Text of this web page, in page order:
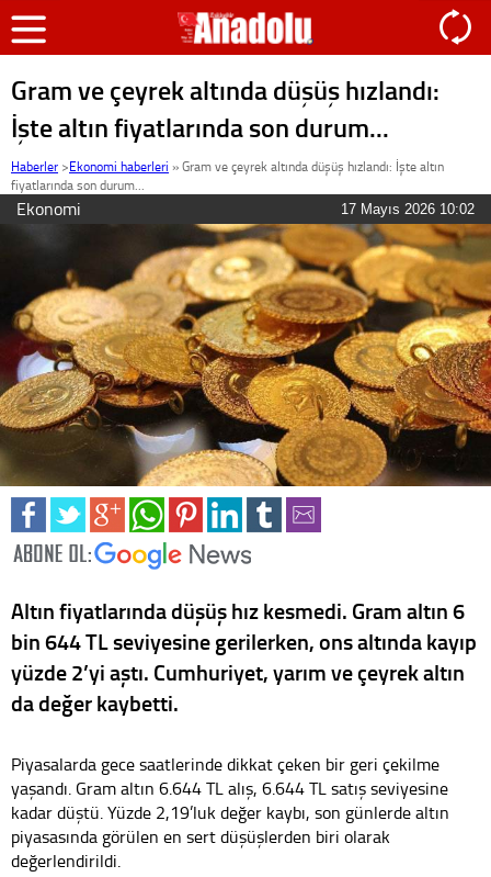
Gram ve çeyrek altında düşüş hızlandı:
İşte altın fiyatlarında son durum...
Haberler >Ekonomi haberleri »Gram ve çeyrek altında düşüş hızlandı: İşte altın
fiyatlarında son durum...
Ekonomi 17 Mayıs 2026 10:02
Altın fiyatlarında düşüş hız kesmedi. Gram altın 6
bin 644 TL seviyesine gerilerken, ons altında kayıp
yüzde 2’yi aştı. Cumhuriyet, yarım ve çeyrek altın
da değer kaybetti.
Piyasalarda gece saatlerinde dikkat çeken bir geri çekilme
yaşandı. Gram altın 6.644 TL alış, 6.644 TL satış seviyesine
kadar düştü. Yüzde 2,19’luk değer kaybı, son günlerde altın
piyasasında görülen en sert düşüşlerden biri olarak
değerlendirildi.